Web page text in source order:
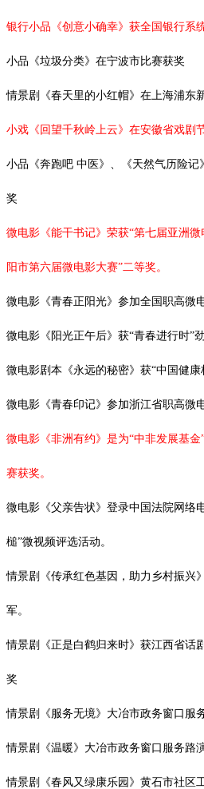
银行小品《创意小确幸》获全国银行系
小品《垃圾分类》在宁波市比赛获奖
情景剧《春天里的小红帽》在上海浦东
小戏《回望千秋岭上云》在安徽省戏剧
小品《奔跑吧 中医》、《天然气历险记
奖
微电影《能干书记》荣获“第七届亚洲
阳市第六届微电影大赛”二等奖。
微电影《青春正阳光》参加全国职高微
微电影《阳光正午后》获“青春进行时”
微电影剧本《永远的秘密》获“中国健康
微电影《青春印记》参加浙江省职高微
微电影《非洲有约》是为“中非发展基
赛获奖。
微电影《父亲告状》登录中国法院网络
槌”微视频评选活动。
情景剧《传承红色基因，助力乡村振兴
军。
情景剧《正是白鹤归来时》获江西省话
奖
情景剧《服务无境》大冶市政务窗口服
情景剧《温暖》大冶市政务窗口服务路
情景剧《春风又绿康乐园》黄石市社区